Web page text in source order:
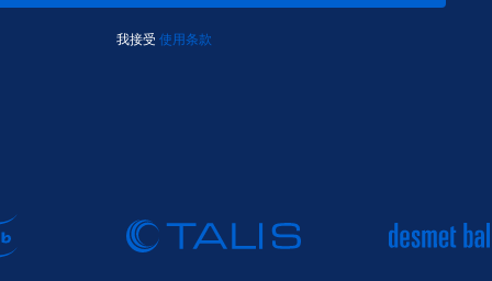
我接受 使用条款